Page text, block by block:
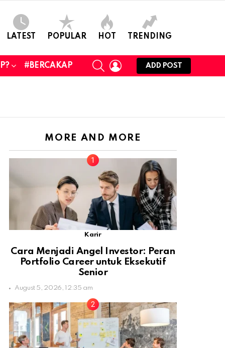
LATEST POPULAR HOT TRENDING
#BERCAKAP
SEARCHLOGIN
ADD POST
MORE AND MORE
Karir
Cara Menjadi Angel Investor: Peran
Portfolio Career untuk Eksekutif
Senior
August 5, 2026, 12:35 am